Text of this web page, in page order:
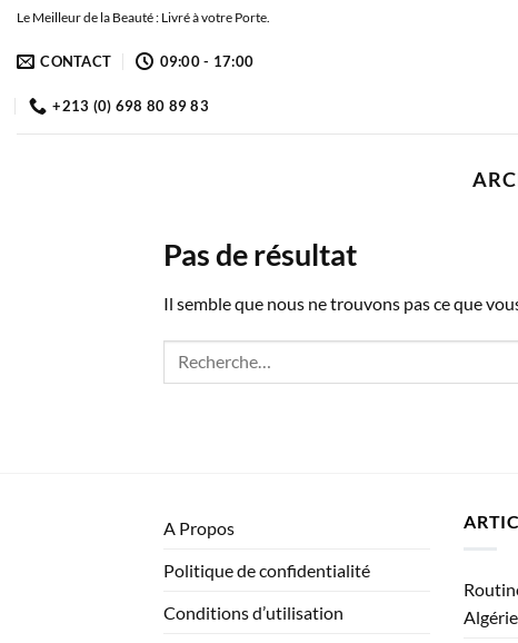
Passer
contenu
Le Meilleur de la Beauté : Livré à votre Porte.
CONTACT 09:00 - 17:00
+213 (0) 698 80 89 83
Pas de résultat
Il semble que nous ne trouvons pas ce que
A Propos
Politique de confidentialité
Conditions d’utilisation